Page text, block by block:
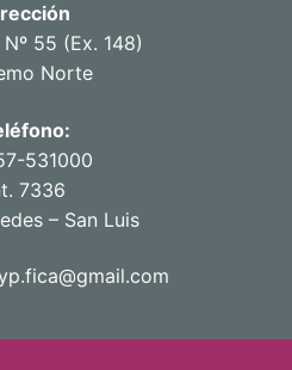
55 (Ex. 148)
Norte
531000
7336
– San Luis